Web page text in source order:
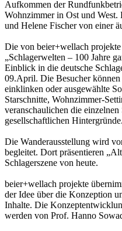
Aufkommen der
Wohnzimmer in Ost und West.
und Helene Fischer von einer
Die von beier+wellach
„Schlagerwelten – 100 Jahre
Einblick in die deutsche
09.April. Die Besucher
einklinken oder ausgewählte
Starschnitte, Wohnzimmer-
veranschaulichen die
gesellschaftlichen Hintergründe.
Die Wanderausstellung wird
begleitet. Dort präsentieren
Schlagerszene von heute.
beier+wellach projekte
der Idee über die Konzeption
Inhalte. Die
werden von Prof. Hanno